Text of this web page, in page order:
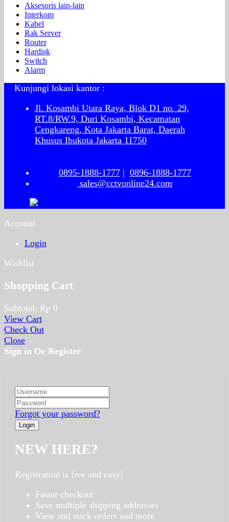
Aksesoris lain-lain
Interkom
Kabel
Rak Server
Router
Hardisk
Switch
Alarm
Kunjungi lokasi kantor :
Jl. Kosambi Utara Raya, Blok D1 no. 29,
RT.8/RW.9, Duri Kosambi, Kecamatan
Cengkareng, Kota Jakarta Barat, Daerah
Khusus Ibukota Jakarta 11750
0895-1888-1777| 0896-1888-1777
sales@cctvonline24.com
Account
Login
Wishlist
Shopping Cart
Subtotal: Rp 0
View Cart
Check Out
Close
Sign in Or Register
Forgot your password?
NEW HERE?
Registration is free and easy!
Faster checkout
Save multiple shipping addresses
View and track orders and more